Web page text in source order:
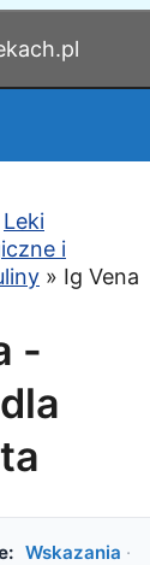
Leki
i
» Ig Vena
-
Wskazania ·